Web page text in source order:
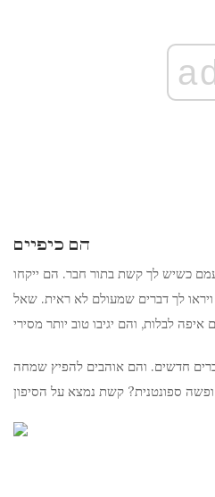
הם כיפיים
כשיש לך קשת בתור חבר. הם ייקחו
לך דברים שמעולם לא ראית. שאל
חדשים. והם אוהבים להפיץ שמחה